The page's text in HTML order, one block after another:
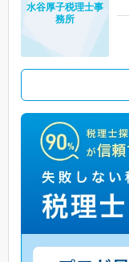
水谷厚子税理士事
務所